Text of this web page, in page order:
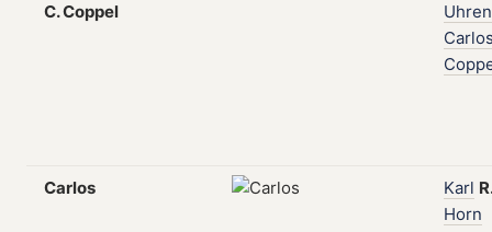
C. Coppel
Carlos Karl
Horn